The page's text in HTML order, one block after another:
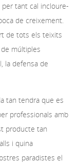
per tant cal incloure-
de creixement.
de tots els teixits
múltiples
la defensa de
tan tendra que es
professionals amb
producte tan
i quina
paradistes el